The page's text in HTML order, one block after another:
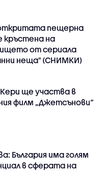
пещерна
кръстена на
от сериала
неща" (СНИМКИ)
ще участва в
филм „Джетсънови“
България има голям
в сферата на